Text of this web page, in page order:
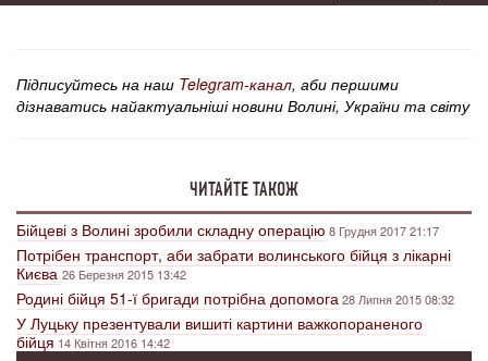
Підписуйтесь на наш Telegram-канал, аби першими
дізнаватись найактуальніші новини Волині, України та світу
ЧИТАЙТЕ ТАКОЖ
Бійцеві з Волині зробили складну операцію 8 Грудня 2017 21:17
Потрібен транспорт, аби забрати волинського бійця з лікарні
Києва26 Березня 2015 13:42
Родині бійця 51-ї бригади потрібна допомога 28 Липня 2015 08:32
У Луцьку презентували вишиті картини важкопораненого
бійця 14 Квітня 2016 14:42